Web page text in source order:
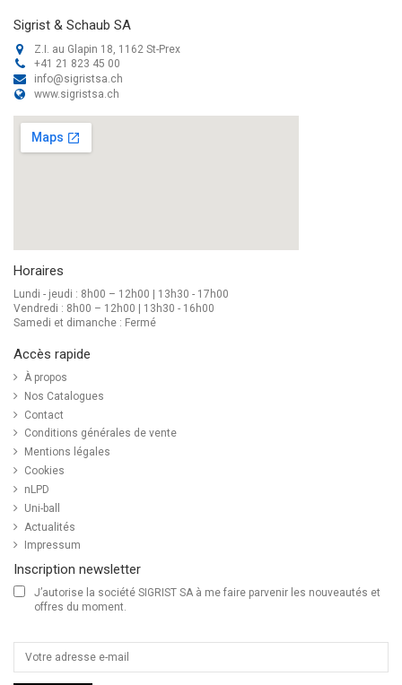
Sigrist & Schaub SA
Z.I. au Glapin 18, 1162 St-Prex
+41 21 823 45 00
info@sigristsa.ch
www.sigristsa.ch
Horaires
Lundi - jeudi : 8h00 – 12h00 | 13h30 - 17h00
Vendredi : 8h00 – 12h00 | 13h30 - 16h00
Samedi et dimanche : Fermé
Accès rapide
À propos
Nos Catalogues
Contact
Conditions générales de vente
Mentions légales
Cookies
nLPD
Uni-ball
Actualités
Impressum
Inscription newsletter
J’autorise la société SIGRIST SA à me faire parvenir les nouveautés et
offres du moment.